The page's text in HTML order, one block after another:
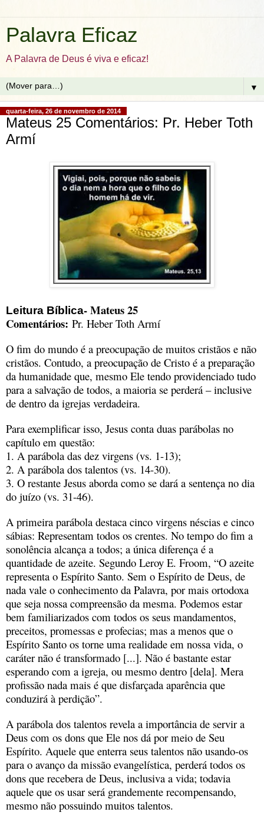
Palavra Eficaz
A Palavra de Deus é viva e eficaz!
▼
quarta-feira, 26 de novembro de 2014
Mateus 25 Comentários: Pr. Heber Toth
Armí
Leitura Bíblica- Mateus 25
Comentários: Pr. Heber Toth Armí
O fim do mundo é a preocupação de muitos cristãos e não
cristãos. Contudo, a preocupação de Cristo é a preparação
da humanidade que, mesmo Ele tendo providenciado tudo
para a salvação de todos, a maioria se perderá – inclusive
de dentro da igrejas verdadeira.
Para exemplificar isso, Jesus conta duas parábolas no
capítulo em questão:
1. A parábola das dez virgens (vs. 1-13);
2. A parábola dos talentos (vs. 14-30).
3. O restante Jesus aborda como se dará a sentença no dia
do juízo (vs. 31-46).
A primeira parábola destaca cinco virgens néscias e cinco
sábias: Representam todos os crentes. No tempo do fim a
sonolência alcança a todos; a única diferença é a
quantidade de azeite. Segundo Leroy E. Froom, “O azeite
representa o Espírito Santo. Sem o Espírito de Deus, de
nada vale o conhecimento da Palavra, por mais ortodoxa
que seja nossa compreensão da mesma. Podemos estar
bem familiarizados com todos os seus mandamentos,
preceitos, promessas e profecias; mas a menos que o
Espírito Santo os torne uma realidade em nossa vida, o
caráter não é transformado [...]. Não é bastante estar
esperando com a igreja, ou mesmo dentro [dela]. Mera
profissão nada mais é que disfarçada aparência que
conduzirá à perdição”.
A parábola dos talentos revela a importância de servir a
Deus com os dons que Ele nos dá por meio de Seu
Espírito. Aquele que enterra seus talentos não usando-os
para o avanço da missão evangelística, perderá todos os
dons que recebera de Deus, inclusiva a vida; todavia
aquele que os usar será grandemente recompensando,
mesmo não possuindo muitos talentos.